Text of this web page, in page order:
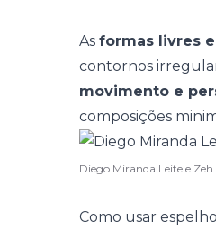
As formas livres
contornos
movimento e
composições
Diego Miranda Leite e
Como usar